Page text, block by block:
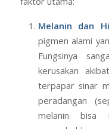
harus memahami
menjadi kusam,
faktor utama:
Melanin dan
pigmen alami
Fungsinya
kerusakan
terpapar sinar